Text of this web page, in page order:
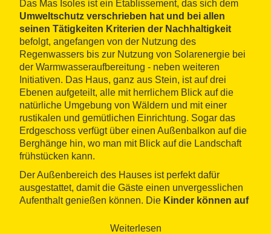
Das Mas Isoles ist ein Etablissement, das sich dem
Umweltschutz verschrieben hat und bei allen
seinen Tätigkeiten Kriterien der Nachhaltigkeit
befolgt, angefangen von der Nutzung des
Regenwassers bis zur Nutzung von Solarenergie bei
der Warmwasseraufbereitung - neben weiteren
Initiativen. Das Haus, ganz aus Stein, ist auf drei
Ebenen aufgeteilt, alle mit herrlichem Blick auf die
natürliche Umgebung von Wäldern und mit einer
rustikalen und gemütlichen Einrichtung. Sogar das
Erdgeschoss verfügt über einen Außenbalkon auf die
Berghänge hin, wo man mit Blick auf die Landschaft
frühstücken kann.
Der Außenbereich des Hauses ist perfekt dafür
ausgestattet, damit die Gäste einen unvergesslichen
Aufenthalt genießen können. Die Kinder können auf
, ebenso in einem Plastikpool, der in einem
Weiterlesen